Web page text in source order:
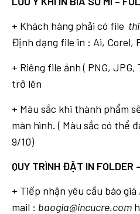
+ Khách hàng phải có file
Định dạng file in : Ai, Corel,
+ Riêng file ảnh ( PNG,
trở lên
+ Màu sắc khi thành phẩm
màn hình. ( Màu sắc có thể
9/10)
QUY TRÌNH ĐẶT IN FOLDER
+ Tiếp nhận yêu cầu báo giá
mail : baogia@incucre.com